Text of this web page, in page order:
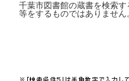
千葉市図書館の蔵
等をするものではありません